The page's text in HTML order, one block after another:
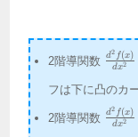
2階導関数 dx2
d2 f(x)
フは下に凸のカ
2階導関数 dx2
d2 f(x)